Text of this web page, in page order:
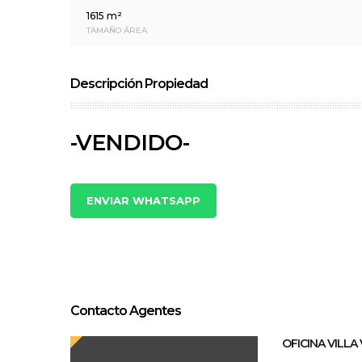
1615 m²
TAMAÑO ÁREA
Descripción Propiedad
-VENDIDO-
ENVIAR WHATSAPP
Contacto Agentes
OFICINA VILLA